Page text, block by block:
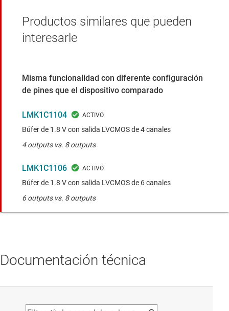
Productos similares que pueden
interesarle
Misma funcionalidad con diferente configuración
de pines que el dispositivo comparado
LMK1C1104
Búfer de 1.8 V con salida LVCMOS de 4 canales
4 outputs vs. 8 outputs
LMK1C1106
Búfer de 1.8 V con salida LVCMOS de 6 canales
6 outputs vs. 8 outputs
Documentación técnica